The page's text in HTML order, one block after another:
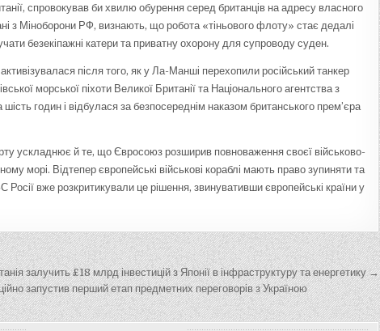
спровокував би хвилю обурення серед британців на адресу власного
з Міноборони РФ, визнають, що робота «тіньового флоту» стає дедалі
безекіпажні катери та приватну охорону для супроводу суден.
після того, як у Ла-Манші перехопили російський танкер
морської піхоти Великої Британії та Національного агентства з
годин і відбулася за безпосереднім наказом британського прем’єра
ускладнює й те, що Євросоюз розширив повноваження своєї військово-
морі. Відтепер європейські військові кораблі мають право зупиняти та
Росії вже розкритикували це рішення, звинувативши європейські країни у
залучить £18 млрд інвестицій з Японії в інфраструктуру та енергетику →
запустив перший етап предметних переговорів з Україною